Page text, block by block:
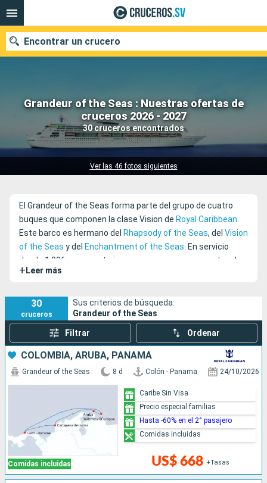
Grandeur of the Seas : Nuestras ofertas de
cruceros 2026 - 2027
30 cruceros encontrados
Ver las 46 fotos siguientes
Encontrar un crucero
Nuestros destinos
Fecha de salida
El Grandeur of the Seas forma parte del grupo de cuatro
buques que componen la clase Vision de Royal Caribbean.
Este barco es hermano del Rhapsody of the Seas, del Vision
of the Seas y del Enchantment of the Seas. En servicio
desde 1.996, se caracteriza por sus numerosos ventanales
y su luminoso interior.
+ Leer más
30
cruceros
Sus criterios de búsqueda:
Grandeur of the Seas
Filtrar Ordenar
COLOMBIA, ARUBA, PANAMÁ
Comidas incluidas
Grandeur of the Seas 8 d Colón - Panama 24/10/2026
US$ 668 +Tasas
Caribe Sin Visa
Precio especial familias
Hasta -60% en el 2° pasajero
Comidas incluidas